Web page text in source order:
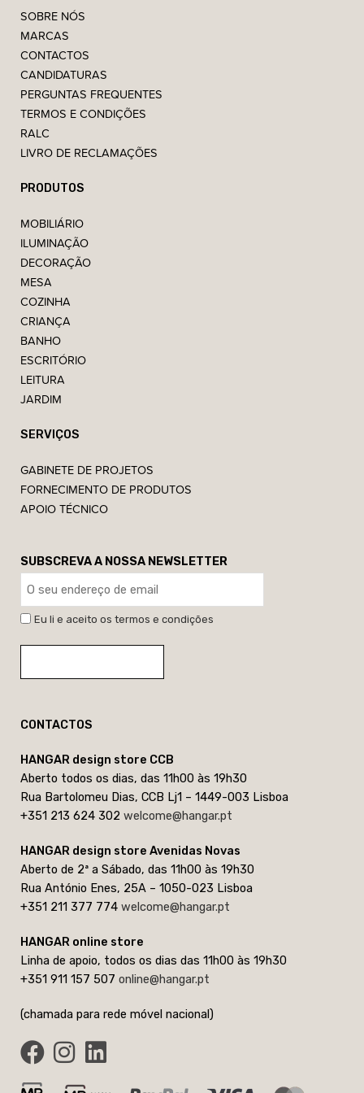
SOBRE NÓS
MARCAS
CONTACTOS
CANDIDATURAS
PERGUNTAS FREQUENTES
TERMOS E CONDIÇÕES
RALC
LIVRO DE RECLAMAÇÕES
PRODUTOS
MOBILIÁRIO
ILUMINAÇÃO
DECORAÇÃO
MESA
COZINHA
CRIANÇA
BANHO
ESCRITÓRIO
LEITURA
JARDIM
SERVIÇOS
GABINETE DE PROJETOS
FORNECIMENTO DE PRODUTOS
APOIO TÉCNICO
SUBSCREVA A NOSSA NEWSLETTER
Eu li e aceito os termos e condições
CONTACTOS
HANGAR design store CCB
Aberto todos os dias, das 11h00 às 19h30
Rua Bartolomeu Dias, CCB Lj1 – 1449-003 Lisboa
+351 213 624 302 welcome@hangar.pt
HANGAR design store Avenidas Novas
Aberto de 2ª a Sábado, das 11h00 às 19h30
Rua António Enes, 25A – 1050-023 Lisboa
+351 211 377 774 welcome@hangar.pt
HANGAR online store
Linha de apoio, todos os dias das 11h00 às 19h30
+351 911 157 507 online@hangar.pt
(chamada para rede móvel nacional)